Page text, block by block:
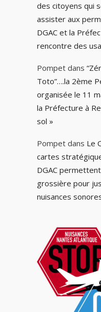
des citoyens qui
assister aux
DGAC et la
rencontre des
Pompetdans
Toto”….la 2ème
organisée le 11
la Préfecture à
sol »
Pompetdans Le
cartes
DGAC
grossière pour
nuisances